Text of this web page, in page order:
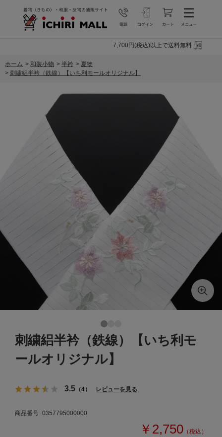
7,700円(税込)以上で送料無料
ホーム > 和装小物 > 半衿 > 夏物
> 刺繍絽半衿（鉄線）【いち利モールオリジナル】
刺繍絽半衿（鉄線）【いち利モ
ールオリジナル】
3.5 （4） レビューを見る
商品番号 0357795000000
￥2,750 （税込）